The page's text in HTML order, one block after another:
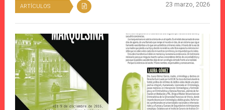
ARTÍCULOS 23 marzo, 2026